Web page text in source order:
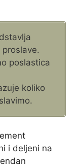
poslastica
koliko
i deljeni na